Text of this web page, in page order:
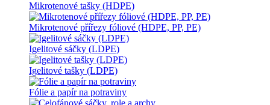
Mikrotenové tašky (HDPE)
Mikrotenové přířezy fóliové (HDPE, PP, PE)
Igelitové sáčky (LDPE)
Igelitové tašky (LDPE)
Fólie a papír na potraviny